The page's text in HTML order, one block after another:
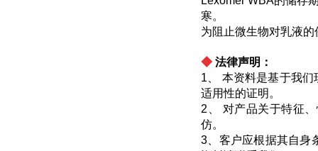
寒。
为阻止微生物对乳液
◆ 法律声明：
1、 本资料是基于我
适用性的证明。
2、 对产品关于特征
仿。
3、客户应根据其自身